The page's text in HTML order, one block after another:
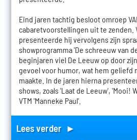
Eind jaren tachtig besloot omroep
cabaretvoorstellingen uit te zenden.
presenteerde hij vervolgens zijn
showprogramma 'De schreeuw van
beginjaren viel De Leeuw op door
gevoel voor humor, wat hem geliefd
maakte. In de jaren hierna
shows, zoals 'Laat de Leeuw', 'Mooi!
VTM 'Manneke Paul'.
Lees verder ►